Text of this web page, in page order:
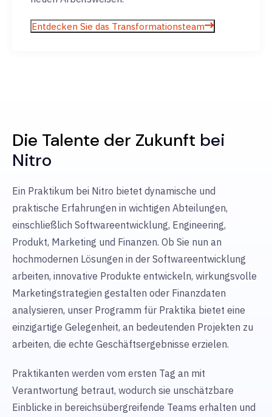
Entdecken Sie das Transformationsteam
Die Talente der Zukunft bei
Nitro
Ein Praktikum bei Nitro bietet dynamische und
praktische Erfahrungen in wichtigen Abteilungen,
einschließlich Softwareentwicklung, Engineering,
Produkt, Marketing und Finanzen. Ob Sie nun an
hochmodernen Lösungen in der Softwareentwicklung
arbeiten, innovative Produkte entwickeln, wirkungsvolle
Marketingstrategien gestalten oder Finanzdaten
analysieren, unser Programm für Praktika bietet eine
einzigartige Gelegenheit, an bedeutenden Projekten zu
arbeiten, die echte Geschäftsergebnisse erzielen.
Praktikanten werden vom ersten Tag an mit
Verantwortung betraut, wodurch sie unschätzbare
Einblicke in bereichsübergreifende Teams erhalten und